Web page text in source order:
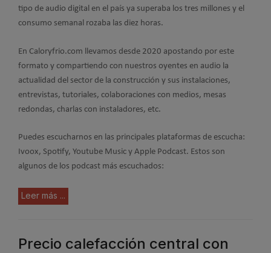
tipo de audio digital en el país ya superaba los tres millones y el
consumo semanal rozaba las diez horas.
En Caloryfrio.com llevamos desde 2020 apostando por este
formato y compartiendo con nuestros oyentes en audio la
actualidad del sector de la construcción y sus instalaciones,
entrevistas, tutoriales, colaboraciones con medios, mesas
redondas, charlas con instaladores, etc.
Puedes escucharnos en las principales plataformas de escucha:
Ivoox, Spotify, Youtube Music y Apple Podcast. Estos son
algunos de los podcast más escuchados:
Leer más ...
Precio calefacción central con